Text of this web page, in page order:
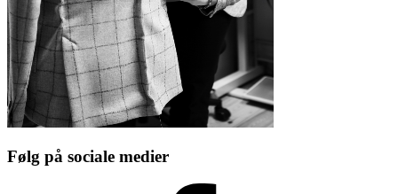
Følg på sociale medier